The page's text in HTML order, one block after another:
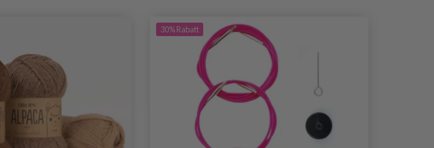
30%Rabatt